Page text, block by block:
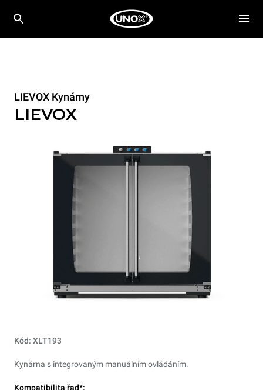
LIEVOX Kynárny
LIEVOX
Kód: XLT193
Kynárna s integrovaným manuálním ovládáním.
Kompatibilita řad*: